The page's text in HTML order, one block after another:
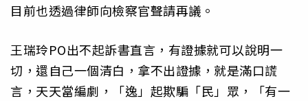
目前也透過律師向檢察官聲請再議。
王瑞玲PO出不起訴書直言，有證據就可以說明一
切，還自己一個清白，拿不出證據，就是滿口謊
言，天天當編劇，「逸」起欺騙「民」眾，「有一